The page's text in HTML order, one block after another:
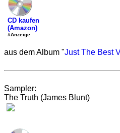
CD kaufen
(Amazon)
#Anzeige
aus dem Album "Just The Best
Sampler:
The Truth (James Blunt)